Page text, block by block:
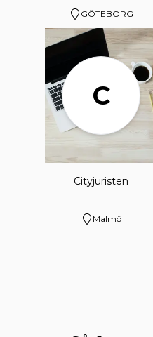
GÖTEBORG
C
Cityjuristen
Malmö